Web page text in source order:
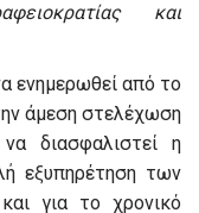
και
ενημερωθεί από το
άμεση στελέχωση
διασφαλιστεί η
εξυπηρέτηση των
για το χρονικό